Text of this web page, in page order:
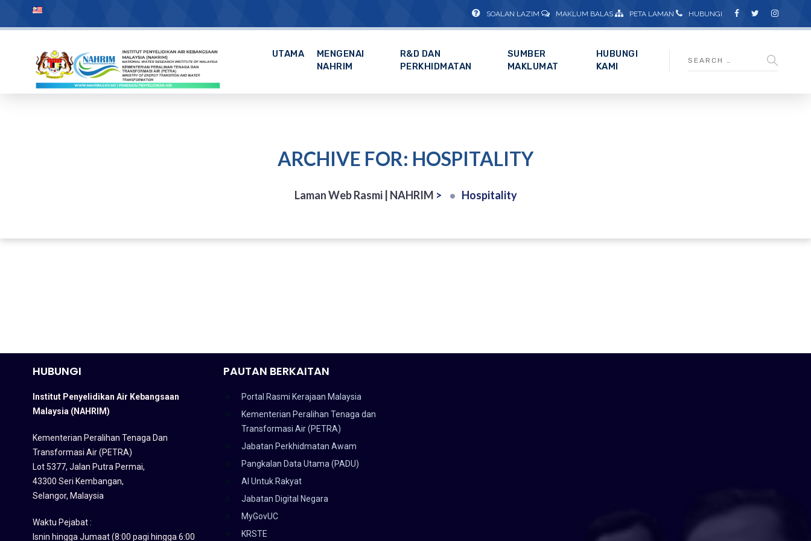
SOALAN LAZIM MAKLUM BALAS PETA LAMAN HUBUNGI
UTAMA
MENGENAI
NAHRIM
R&D DAN
PERKHIDMATAN
SUMBER
MAKLUMAT
HUBUNGI
KAMI
ARCHIVE FOR: HOSPITALITY
Laman Web Rasmi | NAHRIM > Hospitality
HUBUNGI
Institut Penyelidikan Air Kebangsaan
Malaysia (NAHRIM)
Kementerian Peralihan Tenaga Dan
Transformasi Air (PETRA)
Lot 5377, Jalan Putra Permai,
43300 Seri Kembangan,
Selangor, Malaysia
Waktu Pejabat :
Isnin hingga Jumaat (8:00 pagi hingga 6:00
PAUTAN BERKAITAN
Portal Rasmi Kerajaan Malaysia
Kementerian Peralihan Tenaga dan
Transformasi Air (PETRA)
Jabatan Perkhidmatan Awam
Pangkalan Data Utama (PADU)
AI Untuk Rakyat
Jabatan Digital Negara
MyGovUC
KRSTE